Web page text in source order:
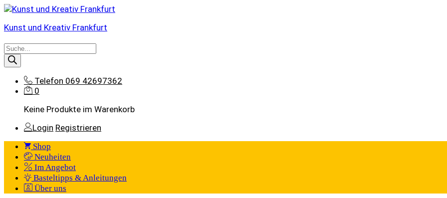
Kunst und Kreativ Frankfurt
Products
search
Telefon 069 42697362
0
Keine Produkte im Warenkorb
Login Registrieren
Shop
Neuheiten
Im Angebot
Basteltipps & Anleitungen
Über uns